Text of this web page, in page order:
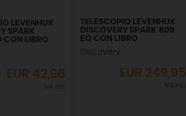
LEVENHUK
SPARK
CON LIBRO
EUR 42,96
IVA incl.
TELESCOPIO LEVENHUK
DISCOVERY SPARK 809
EQ CON LIBRO
Discovery
EUR 249,95
IVA incl.